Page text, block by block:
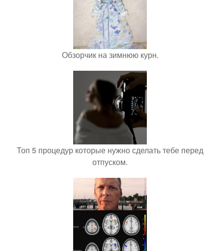
Обзорчик на зимнюю курн.
Топ 5 процедур которые нужно сделать тебе перед
отпуском.